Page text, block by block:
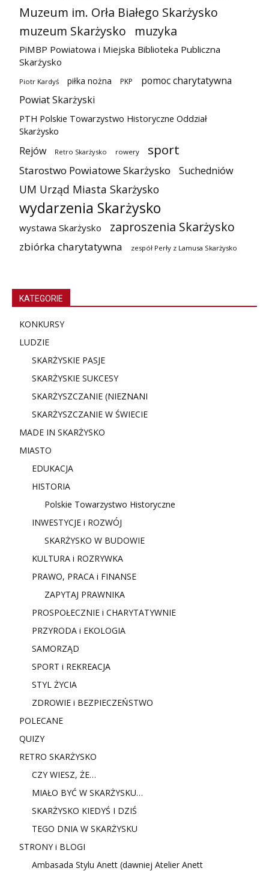
Muzeum im. Orła Białego Skarżysko
muzeum Skarżysko
muzyka
PiMBP Powiatowa i Miejska Biblioteka Publiczna
Skarżysko
Piotr Kardyś piłka nożna PKP
pomoc charytatywna
Powiat Skarżyski
PTH Polskie Towarzystwo Historyczne Oddział
Skarżysko
Rejów Retro Skarżysko rowery sport
Starostwo Powiatowe Skarżysko Suchedniów
UM Urząd Miasta Skarżysko
wydarzenia Skarżysko
wystawa Skarżysko zaproszenia Skarżysko
zbiórka charytatywna zespół Perły z Lamusa Skarżysko
KATEGORIE
KONKURSY
LUDZIE
SKARŻYSKIE PASJE
SKARŻYSKIE SUKCESY
SKARŻYSZCZANIE (NIEZNANI
SKARŻYSZCZANIE W ŚWIECIE
MADE IN SKARŻYSKO
MIASTO
EDUKACJA
HISTORIA
Polskie Towarzystwo Historyczne
INWESTYCJE i ROZWÓJ
SKARŻYSKO W BUDOWIE
KULTURA i ROZRYWKA
PRAWO, PRACA i FINANSE
ZAPYTAJ PRAWNIKA
PROSPOŁECZNIE i CHARYTATYWNIE
PRZYRODA i EKOLOGIA
SAMORZĄD
SPORT i REKREACJA
STYL ŻYCIA
ZDROWIE i BEZPIECZEŃSTWO
POLECANE
QUIZY
RETRO SKARŻYSKO
CZY WIESZ, ŻE…
MIAŁO BYĆ W SKARŻYSKU…
SKARŻYSKO KIEDYŚ I DZIŚ
TEGO DNIA W SKARŻYSKU
STRONY i BLOGI
Ambasada Stylu Anett (dawniej Atelier Anett